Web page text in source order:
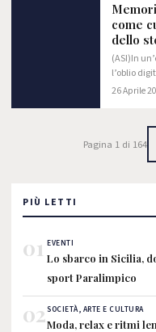
come
dello
(ASI)In
l’oblio
reddito,
26 Aprile
Pagina 1 di 164
PIÙ LETTI
01 EVENTI
Lo sbarco in Sicilia,
sport Paralimpico
02SOCIETÀ, ARTE E CULTURA
Moda, relax e ritmi